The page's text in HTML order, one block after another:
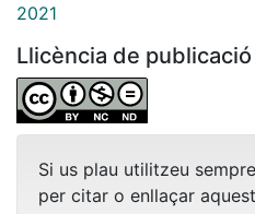
2021
Llicència de publicació
Si us plau utilitzeu
per citar o enllaçar